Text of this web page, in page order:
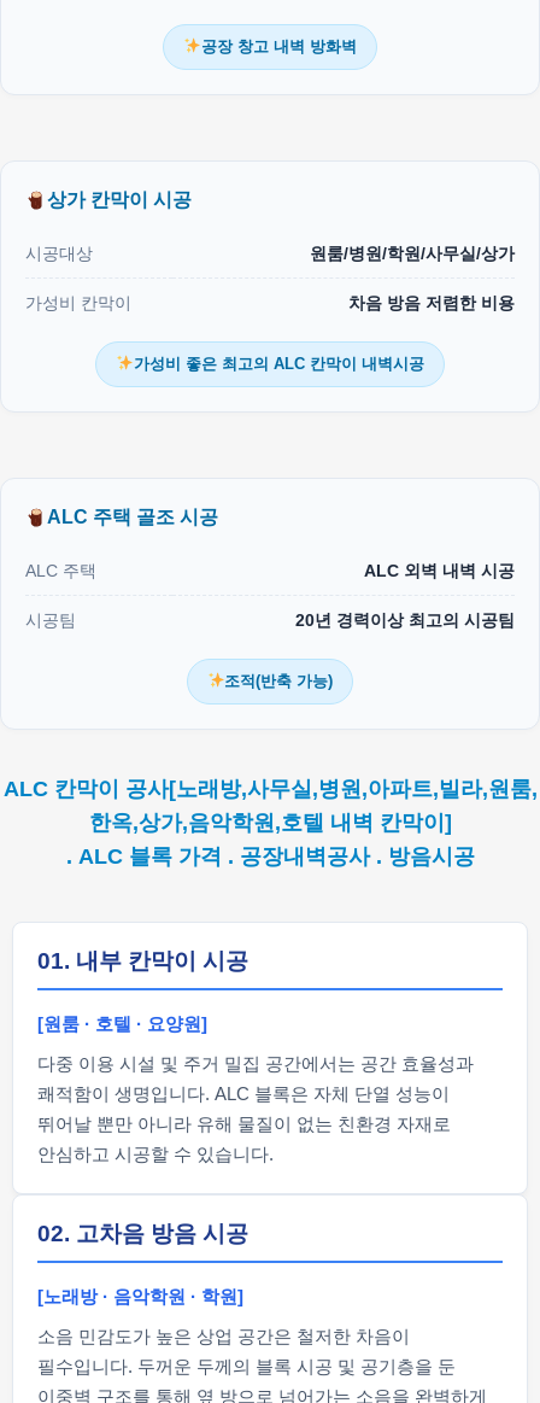
공장 창고 내벽 방화벽
상가 칸막이 시공
시공대상 원룸/병원/학원/사무실/상가
가성비 칸막이 차음 방음 저렴한 비용
가성비 좋은 최고의 ALC 칸막이 내벽시공
ALC 주택 골조 시공
ALC 주택 ALC 외벽 내벽 시공
시공팀 20년 경력이상 최고의 시공팀
조적(반축 가능)
ALC 칸막이 공사[노래방,사무실,병원,아파트,빌라,원룸,
한옥,상가,음악학원,호텔 내벽 칸막이]
. ALC 블록 가격 . 공장내벽공사 . 방음시공
01. 내부 칸막이 시공
[원룸 · 호텔 · 요양원]
다중 이용 시설 및 주거 밀집 공간에서는 공간 효율성과
쾌적함이 생명입니다. ALC 블록은 자체 단열 성능이
뛰어날 뿐만 아니라 유해 물질이 없는 친환경 자재로
안심하고 시공할 수 있습니다.
02. 고차음 방음 시공
[노래방 · 음악학원 · 학원]
소음 민감도가 높은 상업 공간은 철저한 차음이
필수입니다. 두꺼운 두께의 블록 시공 및 공기층을 둔
이중벽 구조를 통해 옆 방으로 넘어가는 소음을 완벽하게